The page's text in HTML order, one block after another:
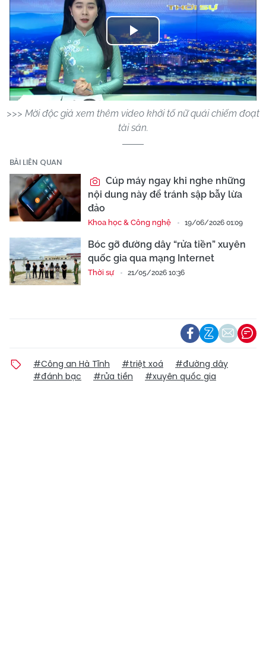
Play
Video
>>> Mời độc giả xem thêm video khởi tố nữ quái chiếm đoạt
tài sản.
BÀI LIÊN QUAN
Cúp máy ngay khi nghe những
nội dung này để tránh sập bẫy lừa
đảo
Khoa học & Công nghệ 19/06/2026 01:09
Bóc gỡ đường dây “rửa tiền” xuyên
quốc gia qua mạng Internet
Thời sự 21/05/2026 10:36
#Công an Hà Tĩnh #triệt xoá
#đường dây
#đánh bạc
#rửa tiền #xuyên quốc gia